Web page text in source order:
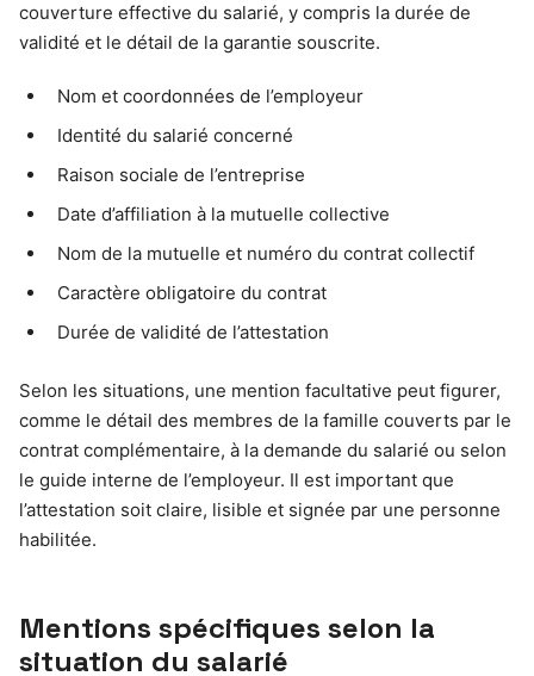
couverture effective du salarié, y compris la durée de
validité et le détail de la garantie souscrite.
Nom et coordonnées de l’employeur
Identité du salarié concerné
Raison sociale de l’entreprise
Date d’affiliation à la mutuelle collective
Nom de la mutuelle et numéro du contrat collectif
Caractère obligatoire du contrat
Durée de validité de l’attestation
Selon les situations, une mention facultative peut figurer,
comme le détail des membres de la famille couverts par le
contrat complémentaire, à la demande du salarié ou selon
le guide interne de l’employeur. Il est important que
l’attestation soit claire, lisible et signée par une personne
habilitée.
Mentions spécifiques selon la
situation du salarié